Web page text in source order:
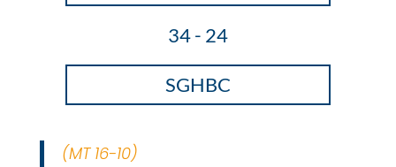
34 - 24
SGHBC
(MT 16-10)